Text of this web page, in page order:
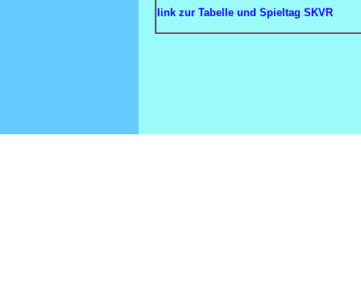
link zur Tabelle und Spieltag SKVR